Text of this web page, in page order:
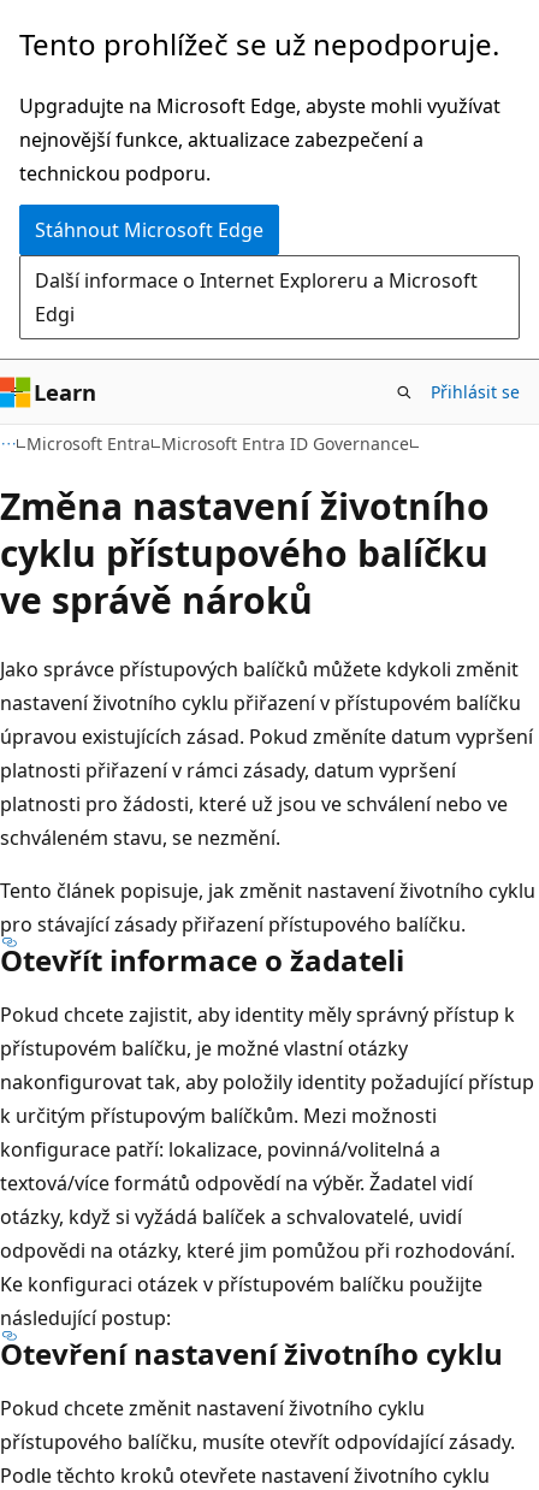
Přeskočit
hlavní
obsah
Tento prohlížeč se už nepodporuje.
Upgradujte na Microsoft Edge, abyste mohli využívat
nejnovější funkce, aktualizace zabezpečení a
technickou podporu.
Stáhnout Microsoft Edge
Další informace o Internet Exploreru a Microsoft
Edgi
Learn Přihlásit se
Microsoft Entra Microsoft Entra ID Governance
Změna nastavení životního
cyklu přístupového balíčku
ve správě nároků
Jako správce přístupových balíčků můžete kdykoli změnit
nastavení životního cyklu přiřazení v přístupovém balíčku
úpravou existujících zásad. Pokud změníte datum vypršení
platnosti přiřazení v rámci zásady, datum vypršení
platnosti pro žádosti, které už jsou ve schválení nebo ve
schváleném stavu, se nezmění.
Tento článek popisuje, jak změnit nastavení životního cyklu
pro stávající zásady přiřazení přístupového balíčku.
Otevřít informace o žadateli
Pokud chcete zajistit, aby identity měly správný přístup k
přístupovém balíčku, je možné vlastní otázky
nakonfigurovat tak, aby položily identity požadující přístup
k určitým přístupovým balíčkům. Mezi možnosti
konfigurace patří: lokalizace, povinná/volitelná a
textová/více formátů odpovědí na výběr. Žadatel vidí
otázky, když si vyžádá balíček a schvalovatelé, uvidí
odpovědi na otázky, které jim pomůžou při rozhodování.
Ke konfiguraci otázek v přístupovém balíčku použijte
následující postup:
Otevření nastavení životního cyklu
Pokud chcete změnit nastavení životního cyklu
přístupového balíčku, musíte otevřít odpovídající zásady.
Podle těchto kroků otevřete nastavení životního cyklu